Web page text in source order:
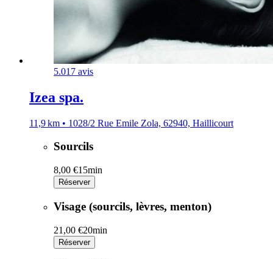
5.017 avis
Izea spa.
11,9 km • 1028/2 Rue Emile Zola, 62940, Haillicourt
Sourcils
8,00 €15min
Réserver
Visage (sourcils, lèvres, menton)
21,00 €20min
Réserver